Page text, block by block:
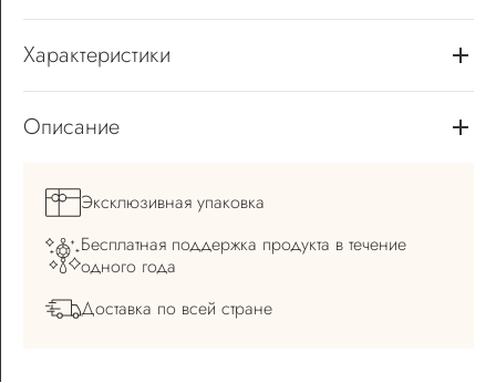
Характеристики
Описание
Эксклюзивная упаковка
Бесплатная поддержка продукта в течение
одного года
Доставка по всей стране